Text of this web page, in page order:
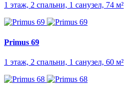
1 этаж, 2 спальни, 1 санузел, 74 м²
Primus 69
1 этаж, 2 спальни, 1 санузел, 60 м²